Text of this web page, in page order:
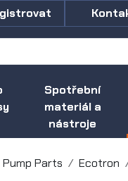
Spotřební
materiál a
nástroje
Pump Parts Ecotron